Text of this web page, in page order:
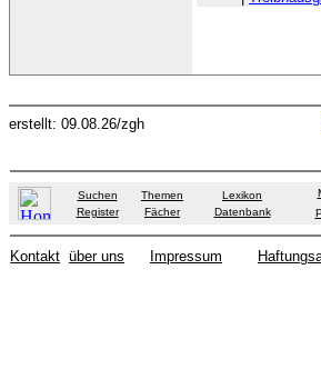
erstellt: 09.08.26/zgh
Suchen Themen
Lexikon
Register
Fächer Datenbank
Kontakt über uns Impressum